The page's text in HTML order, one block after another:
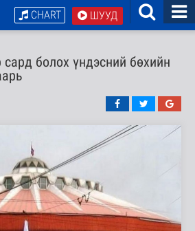
ШУУД
CHART
болох үндэсний бөхийн